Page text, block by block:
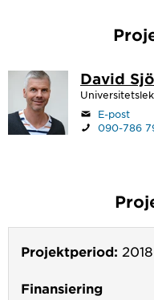
David
E-post
090-786
Projektperiod:
Finansiering